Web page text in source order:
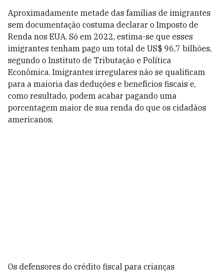
Aproximadamente metade das famílias de imigrantes
sem documentação costuma declarar o Imposto de
Renda nos EUA. Só em 2022, estima-se que esses
imigrantes tenham pago um total de US$ 96,7 bilhões,
segundo o Instituto de Tributação e Política
Econômica. Imigrantes irregulares não se qualificam
para a maioria das deduções e benefícios fiscais e,
como resultado, podem acabar pagando uma
porcentagem maior de sua renda do que os cidadãos
americanos.
Os defensores do crédito fiscal para crianças